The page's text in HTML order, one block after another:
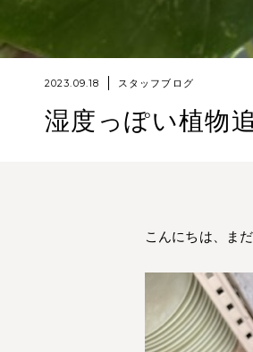
2023.09.18 スタッフブログ
湿度っぽい植物
こんにちは、ま